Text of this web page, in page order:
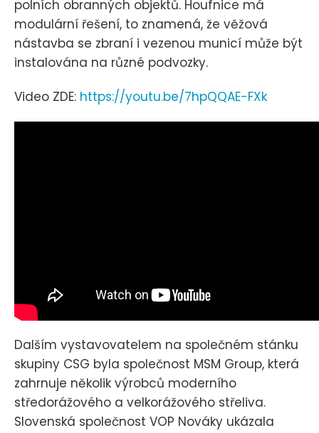
polních obranných objektů. Houfnice má
modulární řešení, to znamená, že věžová
nástavba se zbraní i vezenou municí může být
instalována na různé podvozky.
Video ZDE: https://youtu.be/7hpQQAE-FXk
Dalším vystavovatelem na společném stánku
skupiny CSG byla společnost MSM Group, která
zahrnuje několik výrobců moderního
středorážového a velkorážového střeliva.
Slovenská společnost VOP Nováky ukázala